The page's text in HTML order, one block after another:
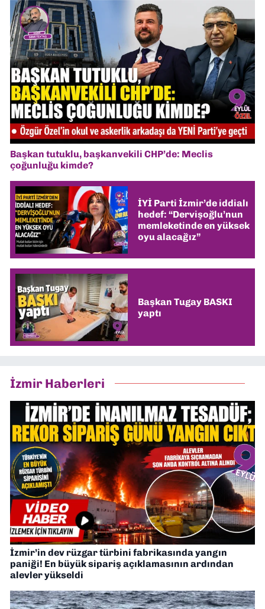
Başkan tutuklu, başkanvekili CHP’de: Meclis
çoğunluğu kimde?
İYİ Parti İzmir’de iddialı
hedef: “Dervişoğlu’nun
memleketinde en yüksek
oyu alacağız”
Başkan Tugay BASKI
yaptı
İzmir Haberleri
İzmir’in dev rüzgar türbini fabrikasında yangın
paniği! En büyük sipariş açıklamasının ardından
alevler yükseldi